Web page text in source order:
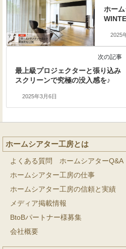
ホー
2025
次の記事
最上級プロジェクターと張り込み
スクリーンで究極の没入感を♪
2025年3月6日
ホームシアター工房とは
よくある質問 ホームシアターQ&A
ホームシアター工房の仕事
ホームシアター工房の信頼と実績
メディア掲載情報
BtoBパートナー様募集
会社概要